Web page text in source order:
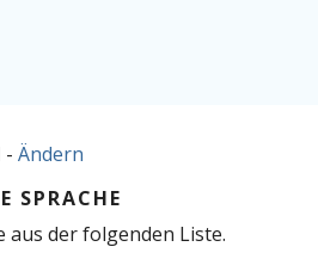
- Ändern
SPRACHE
aus der folgenden Liste.